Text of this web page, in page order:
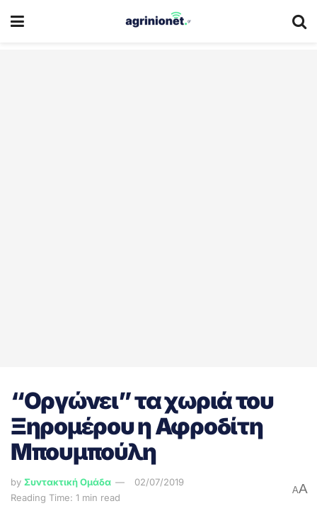
“Οργώνει” τα χωριά του
Ξηρομέρου η Αφροδίτη
Μπουμπούλη
by Συντακτική Ομάδα
02/07/2019
Reading Time: 1 min read
AA